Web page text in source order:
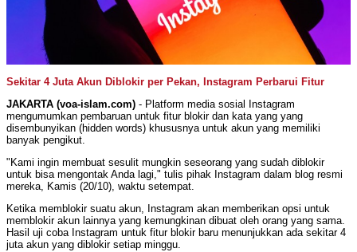
Sekitar 4 Juta Akun Diblokir per Pekan, Instagram Perbarui Fitur
JAKARTA (voa-islam.com) - Platform media sosial Instagram
mengumumkan pembaruan untuk fitur blokir dan kata yang yang
disembunyikan (hidden words) khususnya untuk akun yang memiliki
banyak pengikut.
"Kami ingin membuat sesulit mungkin seseorang yang sudah diblokir
untuk bisa mengontak Anda lagi," tulis pihak Instagram dalam blog resmi
mereka, Kamis (20/10), waktu setempat.
Ketika memblokir suatu akun, Instagram akan memberikan opsi untuk
memblokir akun lainnya yang kemungkinan dibuat oleh orang yang sama.
Hasil uji coba Instagram untuk fitur blokir baru menunjukkan ada sekitar 4
juta akun yang diblokir setiap minggu.